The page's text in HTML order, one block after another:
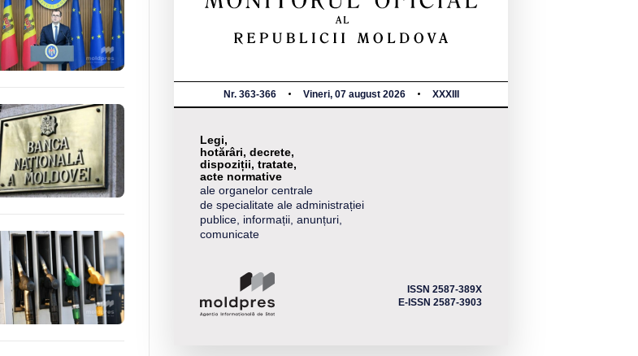
Nr. 363-366 Vineri, 07 august 2026 XXXIII
Legi,
hotărâri, decrete,
dispoziții, tratate,
acte normative
ale organelor centrale
de specialitate ale administrației
publice, informații, anunțuri,
comunicate
ISSN 2587-389X
E-ISSN 2587-3903